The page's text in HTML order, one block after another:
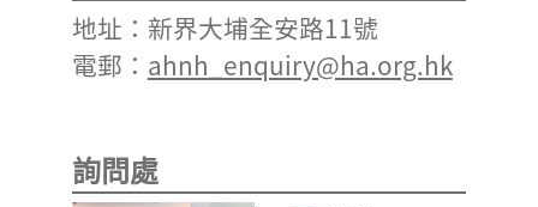
地址：新界大埔全安路11號
電郵： ahnh_enquiry@ha.org.hk
詢問處